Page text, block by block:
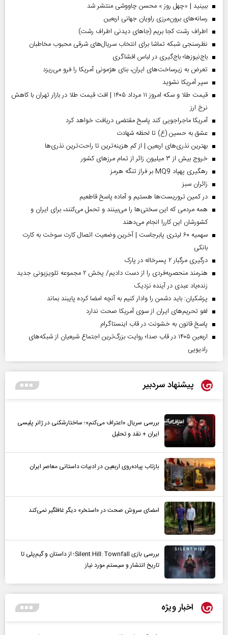
ببینید | «چهل روز » محسن چاووشی منتشر شد
رسانه‌های برون‌مرزی راویان جهانی اربعین
اطراف رشت کجا بریم (جاهای دیدنی اطراف رشت)
نظرسنجی شبکه تماشا برای انتخاب سریال‌های شرقی محبوب مخاطبان
باج‌نیوزها؛ باج‌گیری در لباس افشاگری
تعرض به زیرساخت‌های ایران، بنای هژمونی آمریکا را فرو می‌ریزد
سپر آمریکا نشوید
قیمت طلا و سکه امروز ۱۱ مرداد ۱۴۰۵ | افت قیمت طلا در بازار تهران با کاهش
نرخ ارز
آمریکا ماجراجویی کند پاسخ مقتضی دریافت خواهد کرد
عشق به حسین (ع) تا لحظه شهادت
بهترین نذری‌های اربعین | از کم هزینه‌ترین تا راحت‌ترین نذری‌ها
خروج بیش از ۳ میلیون زائر از تمام مرز‌های کشور
رهگیری پهپاد MQ9 بر فراز تنگه هرمز
‌زائران سبز
در کمین تروریست‌ها هستیم و آماده پاسخ قاطعیم
همه مردمی که این سختی‌ها را می‌بینند و تحمل می‌کنند، برای ایران و
کشورشان این کاررا انجام می‌دهند
سهمیه ۶۰ لیتری پابرجاست | آخرین وضعیت اتصال کارت سوخت به کارت
بانکی
درگیری مرگبار ۲ پسرخاله در پارک
هنرمند منحصر‌به‌فردی را از دست دادیم/ پخش ۲ مجموعه تلویزیونی جدید
زنده‌یاد عبدی در آینده نزدیک
پزشکیان: باید دشمن را وادار کنیم به آنچه امضا کرده پایبند بماند
لغو تحریم‌های ایران از سوی آمریکا صحت ندارد
پاسخ قانون به خشونت در قاب اینستاگرام
اربعین ۱۴۰۵ در قاب صدا؛ روایت بزرگ‌ترین اجتماع شیعیان از شبکه‌های
رادیویی
پیشنهاد سردبیر
بررسی سریال «اعتراف می‌کنم»؛ ساختارشکنی در ژانر پلیسی
ایران + نقد و تحلیل
بازتاب پیاده‌روی اربعین در ادبیات داستانی معاصر ایران
امضای سروش صحت در «استخر» دیگر غافلگیر نمی‌کند
بررسی بازی Silent Hill: Townfall؛ از داستان و گیم‌پلی تا
تاریخ انتشار و سیستم مورد نیاز
اخبار ویژه